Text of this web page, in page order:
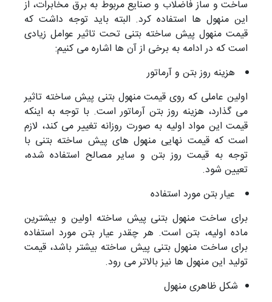
ساخت و ساز فاضلاب و صنایع مربوط به برق مخابرات، از
این منهول ها استفاده کرد. البته باید توجه داشت که
قیمت منهول پیش ساخته بتنی تحت تاثیر عوامل زیادی
است که در ادامه به برخی از آن ها اشاره می کنیم:
هزینه روز بتن و آرماتور
اولین عاملی که روی قیمت منهول بتنی پیش ساخته تاثیر
می گذارد، هزینه روز بتن آرماتور است. با توجه به اینکه
قیمت این مواد اولیه به صورت روزانه تغییر می کند، لازم
است که قیمت نهایی منهول های پیش ساخته بتنی با
توجه به قیمت روز بتن و سایر مصالح استفاده شده،
تعیین شود.
عیار بتن مورد استفاده
برای ساخت منهول بتنی پیش ساخته اولین و بیشترین
ماده اولیه، بتن است. هر چقدر عیار بتن مورد استفاده
برای ساخت منهول بتنی پیش ساخته بیشتر باشد، قیمت
تولید این منهول ها نیز بالاتر می رود.
شکل ظاهری منهول